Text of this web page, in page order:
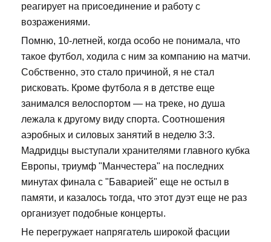
реагирует на присоединение и работу с
возражениями.
Помню, 10-летней, когда особо не понимала, что
такое футбол, ходила с ним за компанию на матчи.
Собственно, это стало причиной, я не стал
рисковать. Кроме футбола я в детстве еще
занимался велоспортом — на треке, но душа
лежала к другому виду спорта. Соотношения
аэробных и силовых занятий в неделю 3:3.
Мадридцы выступали хранителями главного кубка
Европы, триумф "Манчестера" на последних
минутах финала с "Баварией" еще не остыл в
памяти, и казалось тогда, что этот дуэт еще не раз
организует подобные концерты.
Не перегружает напрягатель широкой фасции